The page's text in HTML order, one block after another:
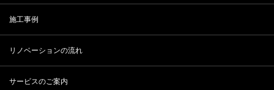
施工事例
リノベーションの流れ
サービスのご案内